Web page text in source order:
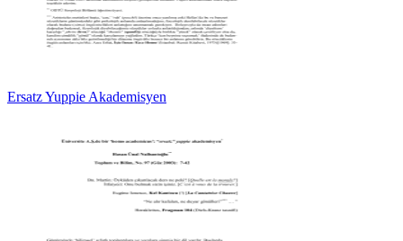
Ersatz Yuppie Akademisyen